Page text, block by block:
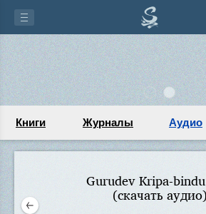
Книги Журналы Аудио
Gurudev Kripa-
(скачать аудио)